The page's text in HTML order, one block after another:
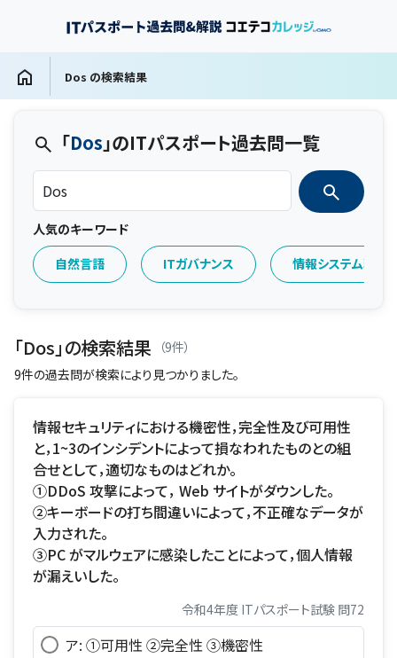
Dos の検索結果
「Dos」のITパスポート過去問一覧
人気のキーワード
自然言語
ITガバナンス 情報システム戦略
「Dos」の検索結果
（9件）
9件の過去問が検索により見つかりました。
情報セキュリティにおける機密性，完全性及び可用性
と，1~3のインシデントによって損なわれたものとの組
合せとして，適切なものはどれか。
①DDoS 攻撃によって， Web サイトがダウンした。
②キーボードの打ち間違いによって，不正確なデータが
入力された。
③PC がマルウェアに感染したことによって，個人情報
が漏えいした。
令和4年度 ITパスポート試験 問72
ア: ①可用性 ②完全性 ③機密性